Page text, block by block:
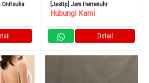
Onitsuka
[Jastip] Jam Herrenuhr
Chronotech cc7045m02
Hubungi Kami
Detail